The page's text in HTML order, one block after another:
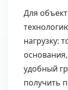
Для
нагрузку:
удобный
получить